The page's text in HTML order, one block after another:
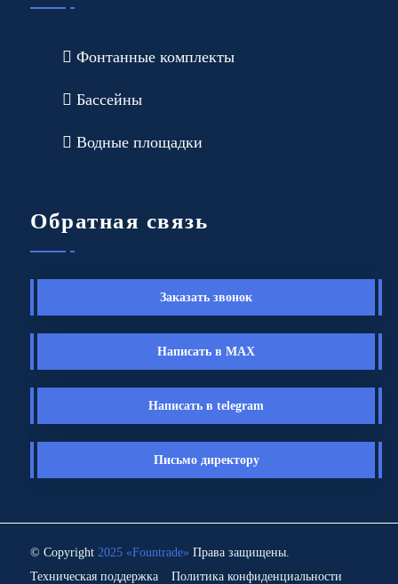
Фонтанные комплекты
Бассейны
Водные площадки
Обратная связь
Заказать звонок
Написать в MAX
Написать в telegram
Письмо директору
© Copyright 2025 «Fоuntrade» Права защищены.
Техническая поддержка
Политика конфиденциальности